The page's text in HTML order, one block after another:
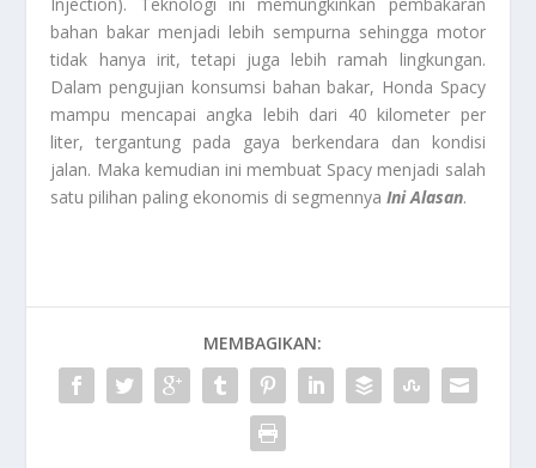
Injection). Teknologi ini memungkinkan pembakaran
bahan bakar menjadi lebih sempurna sehingga motor
tidak hanya irit, tetapi juga lebih ramah lingkungan.
Dalam pengujian konsumsi bahan bakar, Honda Spacy
mampu mencapai angka lebih dari 40 kilometer per
liter, tergantung pada gaya berkendara dan kondisi
jalan. Maka kemudian ini membuat Spacy menjadi salah
satu pilihan paling ekonomis di segmennya Ini Alasan.
MEMBAGIKAN: